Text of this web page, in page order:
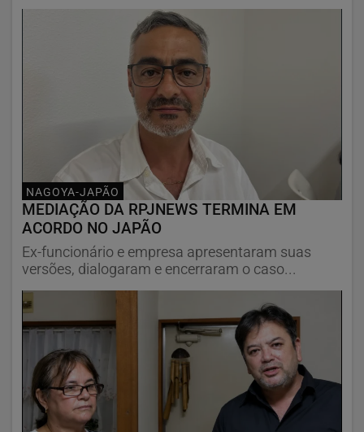
NAGOYA-JAPÃO
MEDIAÇÃO DA RPJNEWS TERMINA EM
ACORDO NO JAPÃO
Ex-funcionário e empresa apresentaram suas
versões, dialogaram e encerraram o caso...